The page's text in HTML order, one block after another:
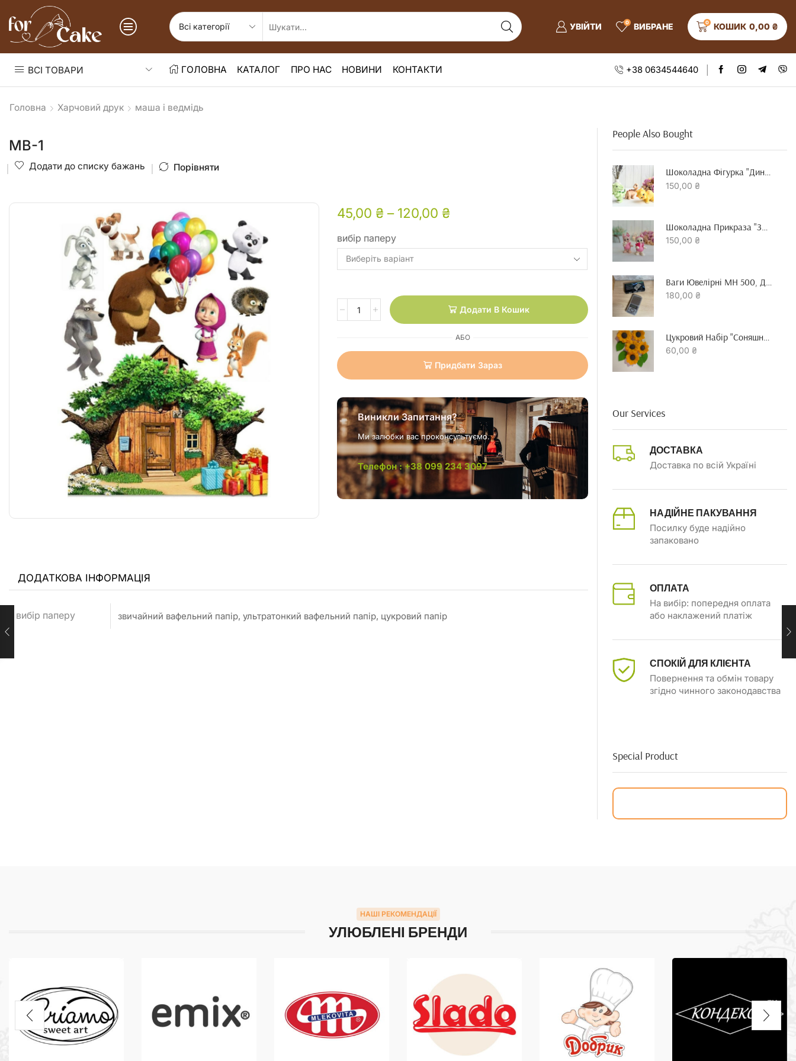
УВІЙТИ 0 ВИБРАНЕ 0 КОШИК 0,00 ₴
ВСІ ТОВАРИ ГОЛОВНА КАТАЛОГ ПРО НАС НОВИНИ КОНТАКТИ +38 0634544640
Головна Харчовий друк маша і ведмідь
МВ-1
Додати до списку бажань Порівняти
45,00 ₴ – 120,00 ₴
вибір паперу
Додати В Кошик
АБО
Придбати Зараз
Виникли Запитання?
Ми залюбки вас проконсультуємо.
Телефон : +38 099 234 3097
ДОДАТКОВА ІНФОРМАЦІЯ
вибір паперу звичайний вафельний папір, ультратонкий вафельний папір, цукровий папір
People Also Bought
Шоколадна Фігурка "динозавр"
150,00 ₴
Шоколадна Прикраза "зайчик З Серцем"
150,00 ₴
180,00 ₴
60,00 ₴
Our Services
ДОСТАВКА
Доставка по всій Україні
НАДІЙНЕ ПАКУВАННЯ
Посилку буде надійно
запаковано
ОПЛАТА
На вибір: попередня оплата
або наклажений платіж
СПОКІЙ ДЛЯ КЛІЄНТА
Повернення та обмін товару
згідно чинного законодавства
Special Product
НАШІ РЕКОМЕНДАЦІЇ
УЛЮБЛЕНІ БРЕНДИ